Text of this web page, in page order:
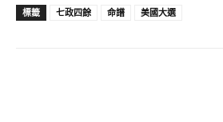
標籤 七政四餘 命譜 美國大選